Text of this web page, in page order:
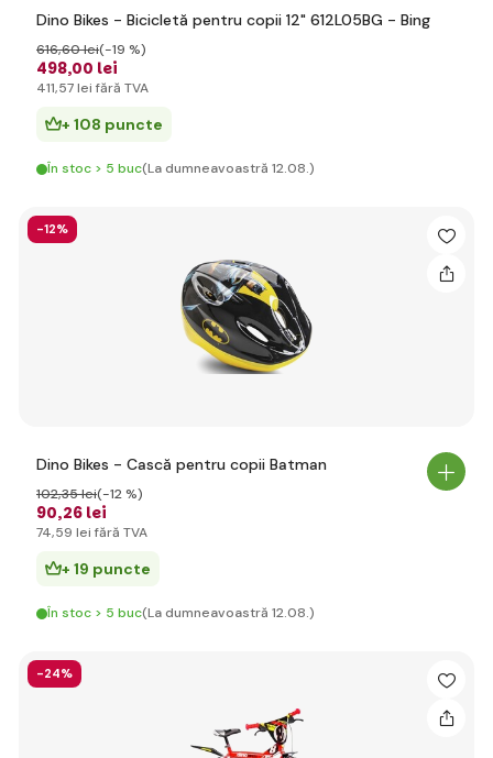
Dino Bikes - Bicicletă pentru copii 12" 612L05BG - Bing
498,00 lei
616,60 lei(-19 %)
411,57 lei fără TVA
+ 108 puncte
În stoc > 5 buc(La dumneavoastră 12.08.)
-12%
Dino Bikes - Cască pentru copii Batman
90,26 lei
102,35 lei(-12 %)
74,59 lei fără TVA
+ 19 puncte
În stoc > 5 buc(La dumneavoastră 12.08.)
-24%